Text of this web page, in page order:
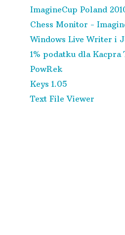
ImagineCup Poland
Chess Monitor -
Windows Live Writer i
1% podatku dla Kacpra
PowRek
Keys 1.05
Text File Viewer